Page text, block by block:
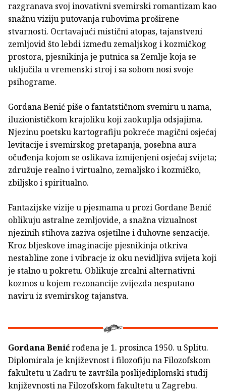
razgranava svoj inovativni svemirski romantizam kao
snažnu viziju putovanja rubovima proširene
stvarnosti. Ocrtavajući mistični atopas, tajanstveni
zemljovid što lebdi između zemaljskog i kozmičkog
prostora, pjesnikinja je putnica sa Zemlje koja se
uključila u vremenski stroj i sa sobom nosi svoje
psihograme.
Gordana Benić piše o fantatstičnom svemiru u nama,
iluzionističkom krajoliku koji zaokuplja odsjajima.
Njezinu poetsku kartografiju pokreće magični osjećaj
levitacije i svemirskog pretapanja, posebna aura
očuđenja kojom se oslikava izmijenjeni osjećaj svijeta;
združuje realno i virtualno, zemaljsko i kozmičko,
zbiljsko i spiritualno.
Fantazijske vizije u pjesmama u prozi Gordane Benić
oblikuju astralne zemljovide, a snažna vizualnost
njezinih stihova zaziva osjetilne i duhovne senzacije.
Kroz bljeskove imaginacije pjesnikinja otkriva
nestabline zone i vibracje iz oku nevidljiva svijeta koji
je stalno u pokretu. Oblikuje zrcalni alternativni
kozmos u kojem rezonancije zvijezda nesputano
naviru iz svemirskog tajanstva.
Gordana Benićrođena je 1. prosinca 1950. u Splitu.
Diplomirala je književnost i filozofiju na Filozofskom
fakultetu u Zadru te završila poslijediplomski studij
književnosti na Filozofskom fakultetu u Zagrebu.